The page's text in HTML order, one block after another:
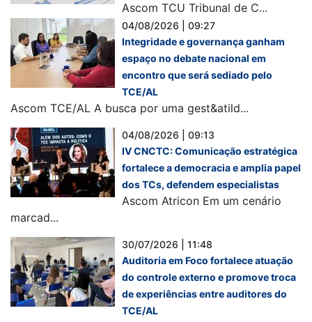
Ascom TCU Tribunal de C...
04/08/2026 | 09:27
Integridade e governança ganham
espaço no debate nacional em
encontro que será sediado pelo
TCE/AL
Ascom TCE/AL A busca por uma gest&atild...
04/08/2026 | 09:13
IV CNCTC: Comunicação estratégica
fortalece a democracia e amplia papel
dos TCs, defendem especialistas
Ascom Atricon Em um cenário
marcad...
30/07/2026 | 11:48
Auditoria em Foco fortalece atuação
do controle externo e promove troca
de experiências entre auditores do
TCE/AL